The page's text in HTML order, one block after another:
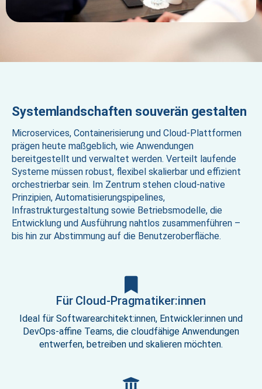
Systemlandschaften souverän gestalten
Microservices, Containerisierung und Cloud-Plattformen
prägen heute maßgeblich, wie Anwendungen
bereitgestellt und verwaltet werden. Verteilt laufende
Systeme müssen robust, flexibel skalierbar und effizient
orchestrierbar sein. Im Zentrum stehen cloud-native
Prinzipien, Automatisierungspipelines,
Infrastrukturgestaltung sowie Betriebsmodelle, die
Entwicklung und Ausführung nahtlos zusammenführen –
bis hin zur Abstimmung auf die Benutzeroberfläche.
Für Cloud-Pragmatiker:innen
Ideal für Softwarearchitekt:innen, Entwickler:innen und
DevOps-affine Teams, die cloudfähige Anwendungen
entwerfen, betreiben und skalieren möchten.